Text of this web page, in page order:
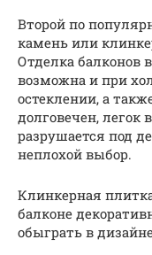
Второй по
камень или
Отделка балконов
возможна и при
остеклении, а
долговечен, легок
разрушается под
неплохой выбор.
Клинкерная
балконе
обыграть в